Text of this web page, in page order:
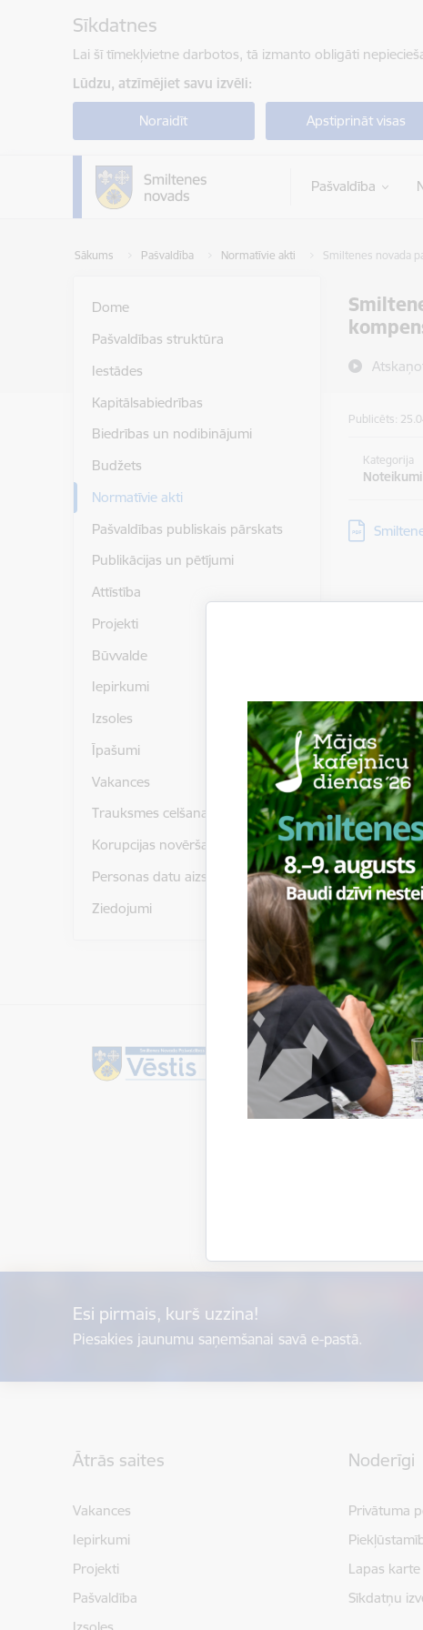
Sīkdatnes
Lai šī tīmekļvietne darbotos, tā izmanto obligāti
Lūdzu, atzīmējiet savu izvēli:
Noraidīt Apstiprināt visas
Pašvaldība
Sākums Pašvaldība Normatīvie akti Smiltenes novada
Dome
Pašvaldības struktūra
Iestādes
Kapitālsabiedrības
Biedrības un nodibinājumi
Budžets
Normatīvie akti
Pašvaldības publiskais pārskats
Publikācijas un pētījumi
Attīstība
Projekti
Būvvalde
Iepirkumi
Izsoles
Īpašumi
Vakances
Trauksmes celšana
Korupcijas novēršana
Personas datu aizsardzība
Ziedojumi
Publicēts:
Kategorija
Noteikumi
Esi pirmais, kurš uzzina!
Piesakies jaunumu saņemšanai savā e-pastā.
Ātrās saites
Vakances
Iepirkumi
Projekti
Pašvaldība
Noderīgi
Privātuma
Lapas karte
Sīkdatņu